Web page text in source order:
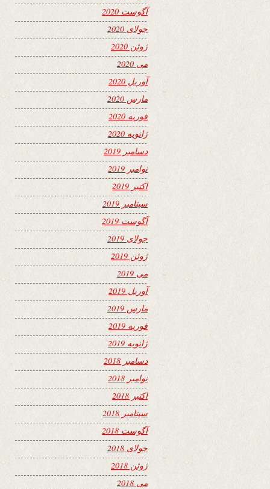
آگوست 2020
جولای 2020
ژوئن 2020
می 2020
آوریل 2020
مارس 2020
فوریه 2020
ژانویه 2020
دسامبر 2019
نوامبر 2019
اکتبر 2019
سپتامبر 2019
آگوست 2019
جولای 2019
ژوئن 2019
می 2019
آوریل 2019
مارس 2019
فوریه 2019
ژانویه 2019
دسامبر 2018
نوامبر 2018
اکتبر 2018
سپتامبر 2018
آگوست 2018
جولای 2018
ژوئن 2018
می 2018